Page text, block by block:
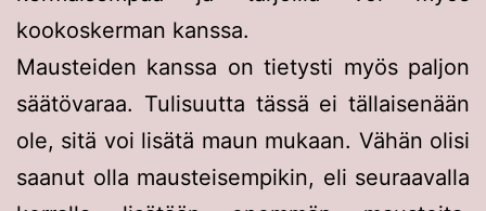
kookoskerman kanssa.
Mausteiden kanssa on tietysti myös paljon
säätövaraa. Tulisuutta tässä ei tällaisenään
ole, sitä voi lisätä maun mukaan. Vähän olisi
saanut olla mausteisempikin, eli seuraavalla